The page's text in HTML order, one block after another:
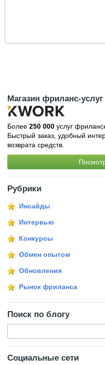
Магазин фриланс-услуг
Более 250 000 услуг
Быстрый заказ, удобный
возврата средств.
Рубрики
Инсайды
Интервью
Конкурсы
Обмен опытом
Обновления
Рынок фриланса
Поиск по блогу
Социальные сети